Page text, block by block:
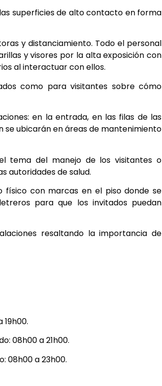
superficies de alto contacto en forma
y distanciamiento. Todo el personal
y visores por la alta exposición con
al interactuar con ellos.
como para visitantes sobre cómo
en la entrada, en las filas de las
se ubicarán en áreas de mantenimiento
tema del manejo de los visitantes o
autoridades de salud.
físico con marcas en el piso donde se
para que los invitados puedan
resaltando la importancia de
19h00.
08h00 a 21h00.
08h00 a 23h00.